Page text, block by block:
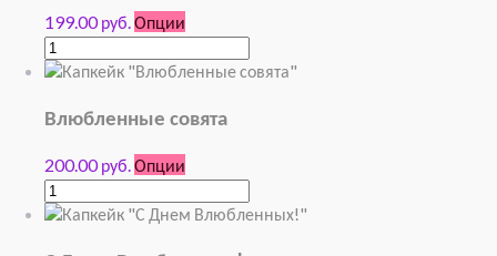
199.00 руб.Опции
Влюбленные совята
200.00 руб.Опции